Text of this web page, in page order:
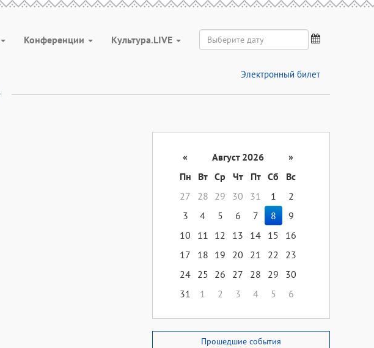
Конференции Культура.LIVE
Электронный билет
« Август 2026
»
Пн
Вт Ср Чт Пт Сб
Вс
27
28 29 30 31 1
2
3
4 5 6 7 8
9
10
11 12 13 14 15
16
17
18 19 20 21 22
23
24 25 26 27 28 29
30
31
1 2 3 4 5 6
Прошедшие события